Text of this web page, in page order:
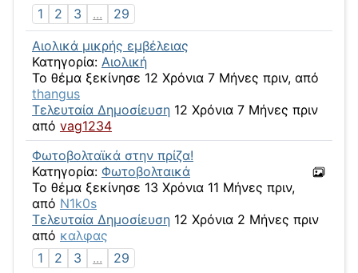
1
2 3 ...
29
Αιολικά μικρής εμβέλειας
Κατηγορία: Αιολική
Το θέμα ξεκίνησε 12 Χρόνια 7 Μήνες πριν, από
thangus
Τελευταία Δημοσίευση 12 Χρόνια 7 Μήνες πριν
από vag1234
Φωτοβολταϊκά στην πρίζα!
Κατηγορία: Φωτοβολταικά
Το θέμα ξεκίνησε 13 Χρόνια 11 Μήνες πριν,
από N1k0s
Τελευταία Δημοσίευση 12 Χρόνια 2 Μήνες πριν
από καλφας
1
2 3 ...
29